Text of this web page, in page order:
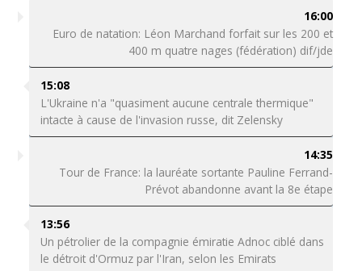
16:00
Euro de natation: Léon Marchand forfait sur les 200 et
400 m quatre nages (fédération) dif/jde
15:08
L'Ukraine n'a "quasiment aucune centrale thermique"
intacte à cause de l'invasion russe, dit Zelensky
14:35
Tour de France: la lauréate sortante Pauline Ferrand-
Prévot abandonne avant la 8e étape
13:56
Un pétrolier de la compagnie émiratie Adnoc ciblé dans
le détroit d'Ormuz par l'Iran, selon les Emirats